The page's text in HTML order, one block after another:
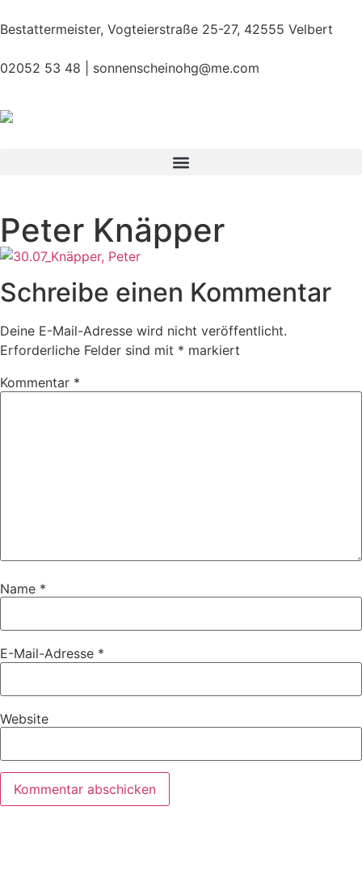
Bestattermeister, Vogteierstraße 25-27, 42555 Velbert
02052 53 48 | sonnenscheinohg@me.com
Peter Knäpper
Schreibe einen Kommentar
Deine E-Mail-Adresse wird nicht veröffentlicht.
Erforderliche Felder sind mit * markiert
Kommentar *
Name *
E-Mail-Adresse *
Website